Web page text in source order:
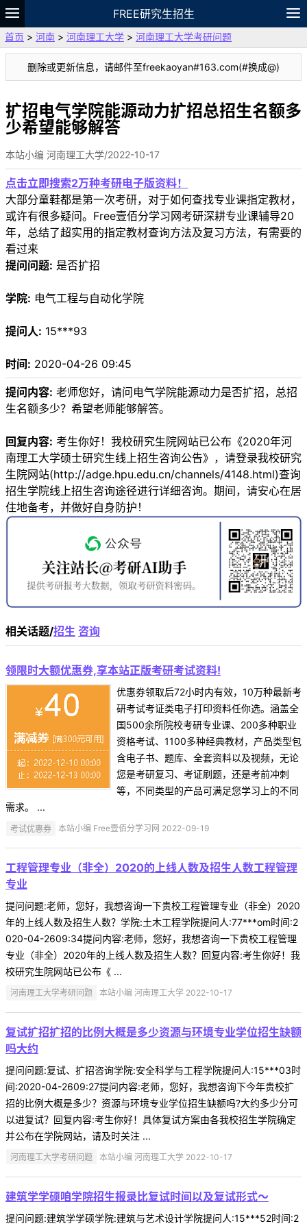
FREE研究生招生
题库
故事 专题 APP 笔记
论坛
VIP
资料
首页 > 河南 > 河南理工大学 > 河南理工大学考研问题
删除或更新信息，请邮件至freekaoyan#163.com(#换成@)
扩招电气学院能源动力扩招总招生名额多
少希望能够解答
本站小编 河南理工大学/2022-10-17
点击立即搜索2万种考研电子版资料！
大部分童鞋都是第一次考研，对于如何查找专业课指定教材，
或许有很多疑问。Free壹佰分学习网考研深耕专业课辅导20
年，总结了超实用的指定教材查询方法及复习方法，有需要的
看过来
提问问题: 是否扩招
学院: 电气工程与自动化学院
提问人: 15***93
时间: 2020-04-26 09:45
提问内容: 老师您好，请问电气学院能源动力是否扩招，总招
生名额多少？希望老师能够解答。
回复内容: 考生你好！我校研究生院网站已公布《2020年河
南理工大学硕士研究生线上招生咨询公告》，请登录我校研究
生院网站(http://adge.hpu.edu.cn/channels/4148.html)查询
招生学院线上招生咨询途径进行详细咨询。期间，请安心在居
住地备考，并做好自身防护！
相关话题/招生 咨询
领限时大额优惠券,享本站正版考研考试资料!
优惠券领取后72小时内有效，10万种最新考
研考试考证类电子打印资料任你选。涵盖全
国500余所院校考研专业课、200多种职业
资格考试、1100多种经典教材，产品类型包
含电子书、题库、全套资料以及视频，无论
您是考研复习、考证刷题，还是考前冲刺
等，不同类型的产品可满足您学习上的不同
需求。 ...
考试优惠券 本站小编 Free壹佰分学习网 2022-09-19
工程管理专业（非全）2020的上线人数及招生人数工程管理
专业
提问问题:老师，您好，我想咨询一下贵校工程管理专业（非全）2020
年的上线人数及招生人数？学院:土木工程学院提问人:77***om时间:2
020-04-2609:34提问内容:老师，您好，我想咨询一下贵校工程管理
专业（非全）2020年的上线人数及招生人数？回复内容:考生你好！我
校研究生院网站已公布《 ...
河南理工大学考研问题 本站小编 河南理工大学 2022-10-17
复试扩招扩招的比例大概是多少资源与环境专业学位招生缺额
吗大约
提问问题:复试、扩招咨询学院:安全科学与工程学院提问人:15***03时
间:2020-04-2609:27提问内容:老师，您好，我想咨询下今年贵校扩
招的比例大概是多少？资源与环境专业学位招生缺额吗?大约多少分可
以进复试？回复内容:考生你好！具体复试方案由各我校招生学院确定
并公布在学院网站，请及时关注 ...
河南理工大学考研问题 本站小编 河南理工大学 2022-10-17
建筑学学硕咱学院招生报录比复试时间以及复试形式～
提问问题:建筑学学硕学院:建筑与艺术设计学院提问人:15***52时间:2